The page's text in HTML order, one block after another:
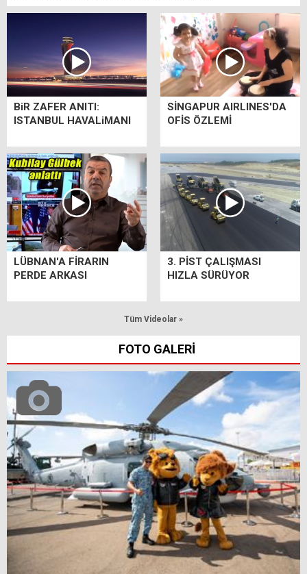
BiR ZAFER ANITI:
ISTANBUL HAVALiMANI
SİNGAPUR AIRLINES'DA
OFİS ÖZLEMİ
LÜBNAN'A FİRARIN
PERDE ARKASI
3. PİST ÇALIŞMASI
HIZLA SÜRÜYOR
Tüm Videolar »
FOTO GALERİ